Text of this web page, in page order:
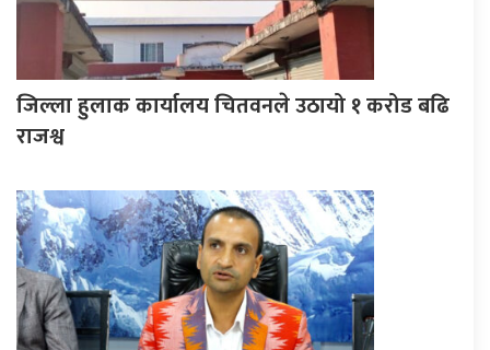
जिल्ला हुलाक कार्यालय चितवनले उठायो १ करोड बढि
राजश्व